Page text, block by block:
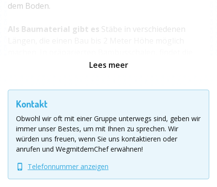
dem Boden.
Als Baumaterial gibt es Stäbe in verschiedenen
Kugel später ihren Weg. Spielerische Gadgets wie
einzigartig. Es ist spannend zu sehen, welche Ideen und
Strategien die Teams beim Bau entwickeln
rasant die Kugeln letztlich durch die Bahn sausen. Den
Showdown bildet das „Wettrennen der Kugeln“ und
jede Gruppe ist stolz auf die Eigenkreation.
Unsere Leistungen beim Kugelbahn-Event :
- Komplette Organisation
Lees meer
Kontakt
Obwohl wir oft mit einer Gruppe unterwegs sind, geben wir
immer unser Bestes, um mit Ihnen zu sprechen. Wir
würden uns freuen, wenn Sie uns kontaktieren oder
anrufen und WegmitdemChef erwähnen!
Telefonnummer anzeigen